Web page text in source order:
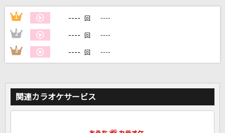
1 ---- 回 ----
2 ---- 回 ----
3 ---- 回 ----
関連カラオケサービス